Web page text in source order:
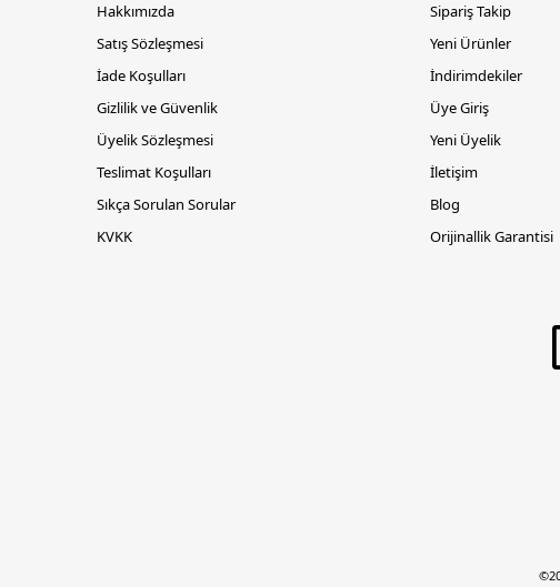
Hakkımızda
Satış Sözleşmesi
İade Koşulları
Gizlilik ve Güvenlik
Üyelik Sözleşmesi
Teslimat Koşulları
Sıkça Sorulan Sorular
KVKK
Sipariş Takip
Yeni Ürünler
İndirimdekiler
Üye Giriş
Yeni Üyelik
İletişim
Blog
Orijinallik Garantisi